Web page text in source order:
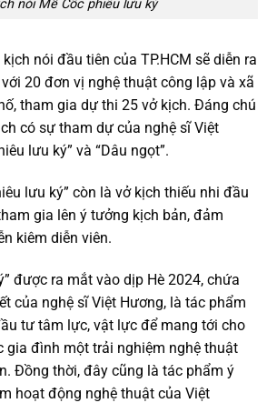
nói Mễ Cốc phiêu lưu ký
nói đầu tiên của TP.HCM sẽ diễn ra
20 đơn vị nghệ thuật công lập và xã
tham gia dự thi 25 vở kịch. Đáng chú
có sự tham dự của nghệ sĩ Việt
lưu ký” và “Dâu ngọt”.
lưu ký” còn là vở kịch thiếu nhi đầu
gia lên ý tưởng kịch bản, đảm
kiêm diễn viên.
được ra mắt vào dịp Hè 2024, chứa
của nghệ sĩ Việt Hương, là tác phẩm
tư tâm lực, vật lực để mang tới cho
gia đình một trải nghiệm nghệ thuật
Đồng thời, đây cũng là tác phẩm ý
hoạt động nghệ thuật của Việt